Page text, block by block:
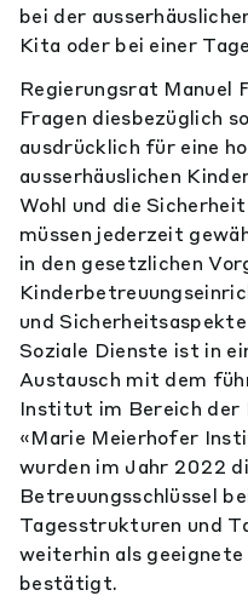
bei der
Kita oder bei einer
Regierungsrat Manuel
Fragen diesbezüglich
ausdrücklich für eine
ausserhäuslichen
Wohl und die
müssen jederzeit
in den gesetzlichen
und
Soziale Dienste ist in
Austausch mit dem
Institut im Bereich der
«Marie Meierhofer
wurden im Jahr 2022
Betreuungsschlüssel
Tagesstrukturen und
weiterhin als
bestätigt.